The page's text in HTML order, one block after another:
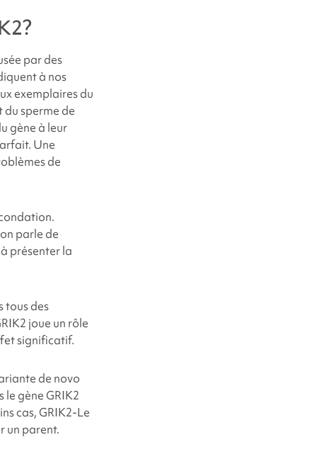
?
par des
à nos
exemplaires du
du sperme de
gène à leur
Une
de
parle de
présenter la
tous des
joue un rôle
significatif.
de novo
le gène GRIK2
cas, GRIK2-Le
un parent.